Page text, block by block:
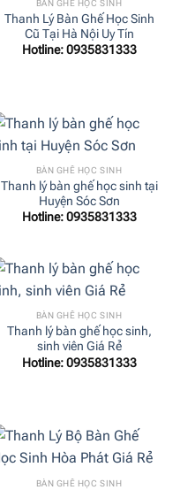
BÀN GHẾ HỌC SINH
Thanh Lý Bàn Ghế Học Sinh
Cũ Tại Hà Nội Uy Tín
Hotline: 0935831333
BÀN GHẾ HỌC SINH
Thanh lý bàn ghế học sinh tại
Huyện Sóc Sơn
Hotline: 0935831333
BÀN GHẾ HỌC SINH
Thanh lý bàn ghế học sinh,
sinh viên Giá Rẻ
Hotline: 0935831333
BÀN GHẾ HỌC SINH